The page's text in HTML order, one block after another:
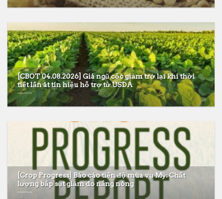
[CBOT 04.08.2026] Giá ngũ cốc giảm trở lại khi thời
tiết lấn át tín hiệu hỗ trợ từ USDA
[Crop Progress] Báo cáo tiến độ mùa vụ Mỹ: Chất
lượng bắp sụt giảm do nắng nóng